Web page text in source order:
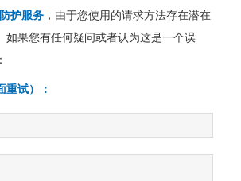
护服务 ，由于您使用的请求方法存在潜在
如果您有任何疑问或者认为这是一个误
重试）：